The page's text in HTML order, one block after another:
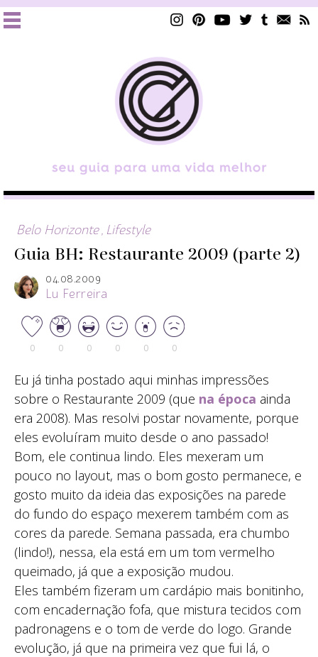
Belo Horizonte Lifestyle
Guia BH: Restaurante 2009 (parte 2)
04.08.2009
Lu Ferreira
0 0 0 0 0 0
Eu já tinha postado aqui minhas impressões
sobre o Restaurante 2009 (que na época ainda
era 2008). Mas resolvi postar novamente, porque
eles evoluíram muito desde o ano passado!
Bom, ele continua lindo. Eles mexeram um
pouco no layout, mas o bom gosto permanece, e
gosto muito da ideia das exposições na parede
do fundo do espaço mexerem também com as
cores da parede. Semana passada, era chumbo
(lindo!), nessa, ela está em um tom vermelho
queimado, já que a exposição mudou.
Eles também fizeram um cardápio mais bonitinho,
com encadernação fofa, que mistura tecidos com
padronagens e o tom de verde do logo. Grande
evolução, já que na primeira vez que fui lá, o